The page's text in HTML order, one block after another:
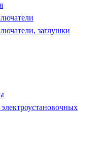
заглушки